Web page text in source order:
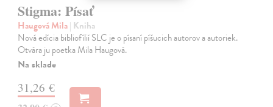
Stigma: Písať
Haugová Mila| Kniha
Nová edícia bibliofílií SLC je o písaní píšucich autorov a autoriek.
Otvára ju poetka Mila Haugová.
Na sklade
31,26 €